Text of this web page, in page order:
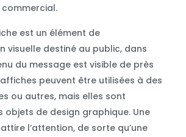
est un élément de
visuelle destiné au public, dans
du message est visible de près
peuvent être utilisées à des
ou autres, mais elles sont
objets de design graphique. Une
l’attention, de sorte qu’une